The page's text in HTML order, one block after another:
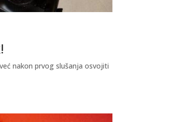
nakon prvog slušanja osvojiti